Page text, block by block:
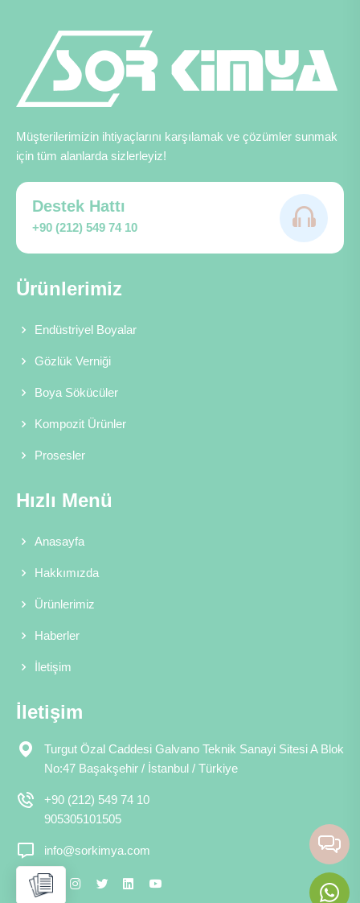
Müşterilerimizin ihtiyaçlarını karşılamak ve çözümler sunmak
için tüm alanlarda sizlerleyiz!
Destek Hattı
+90 (212) 549 74 10
Ürünlerimiz
Endüstriyel Boyalar
Gözlük Verniği
Boya Sökücüler
Kompozit Ürünler
Prosesler
Hızlı Menü
Anasayfa
Hakkımızda
Ürünlerimiz
Haberler
İletişim
İletişim
Turgut Özal Caddesi Galvano Teknik Sanayi Sitesi A Blok
No:47 Başakşehir / İstanbul / Türkiye
+90 (212) 549 74 10
905305101505
info@sorkimya.com